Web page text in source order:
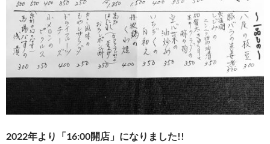
2022年より「16:00開店」になりました!!